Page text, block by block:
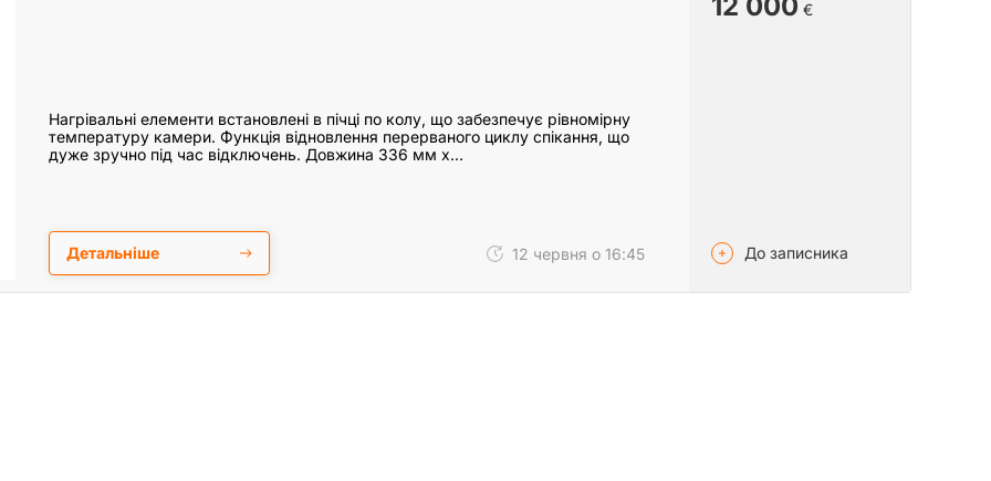
Нагрівальні елементи встановлені в пічці по колу, що забезпечує рівномірну
температуру камери. Функція відновлення перерваного циклу спікання, що
дуже зручно під час відключень. Довжина 336 мм х…
Детальніше 12 червня о 16:45
€
До записника